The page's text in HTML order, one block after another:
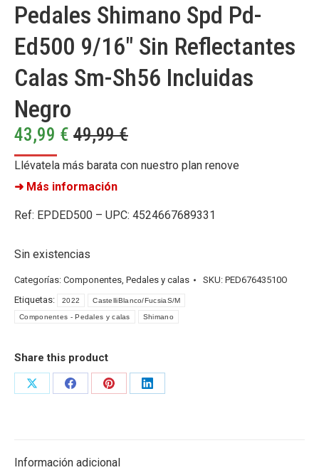
Pedales Shimano Spd Pd-
Ed500 9/16″ Sin Reflectantes
Calas Sm-Sh56 Incluidas
Negro
43,99 € 49,99€
Llévatela más barata con nuestro plan renove
➜ Más información
Ref: EPDED500 – UPC: 4524667689331
Sin existencias
Categorías: Componentes, Pedales y calas SKU: PED67643510O
Etiquetas:
2022 CastelliBlanco/FucsiaS/M
Componentes - Pedales y calas Shimano
Share this product
Share
Share
Share
Share
Información adicional